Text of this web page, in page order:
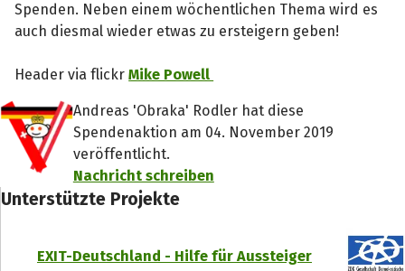
Spenden. Neben einem wöchentlichen Thema wird es
auch diesmal wieder etwas zu ersteigern geben!
Header via flickrMike Powell
Andreas 'Obraka' Rodler hat diese
Spendenaktion am 04. November 2019
veröffentlicht.
Nachricht schreiben
Unterstützte Projekte
EXIT-Deutschland - Hilfe für Aussteiger